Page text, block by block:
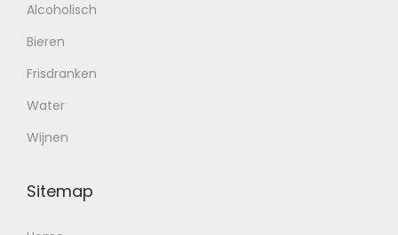
Alcoholisch
Bieren
Frisdranken
Water
Wijnen
Sitemap